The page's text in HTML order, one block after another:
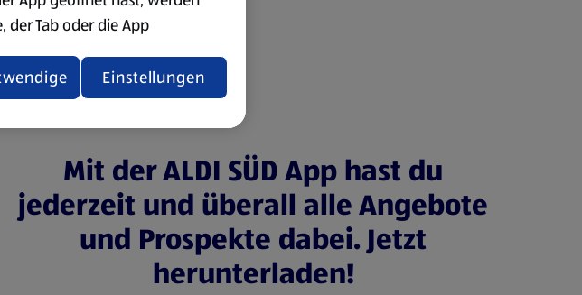
Mit der ALDI SÜD App hast du
jederzeit und überall alle Angebote
und Prospekte dabei. Jetzt
herunterladen!
Tab oder die App
wieder geöffnet
Einstellungen